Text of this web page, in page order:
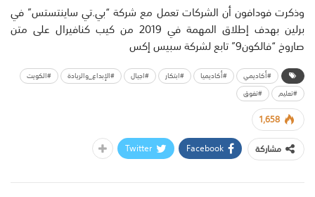
وذكرت فودافون أن الشركات تعمل مع شركة “بي.تي ساينتستس” في
برلين بهدف إطلاق المهمة في 2019 من كيب كنافيرال على متن
صاروخ “فالكون9” تابع لشركة سبيس إكس
#أكاديمي #أكاديميا #ابتكار #اجيال #الإبداع_والريادة
#الكويت
#تعليم
#تفوق
1,658
مشاركة
Facebook
Twitter